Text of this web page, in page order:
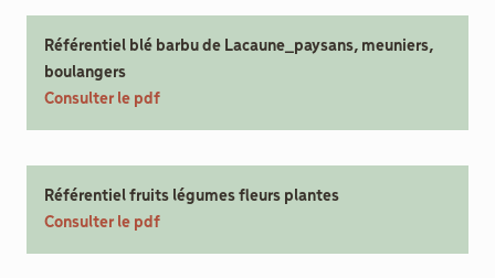
Référentiel blé barbu de Lacaune_paysans, meuniers,
boulangers
Consulter le pdf
Référentiel fruits légumes fleurs plantes
Consulter le pdf